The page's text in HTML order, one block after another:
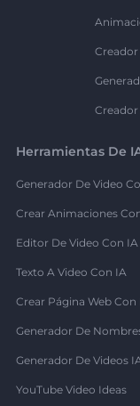
Creador
Herramientas De
Generador De Video
Crear Animaciones
Editor De Video Con IA
Texto A Video Con IA
Crear Página Web
Generador De
Generador De Videos
YouTube Video Ideas